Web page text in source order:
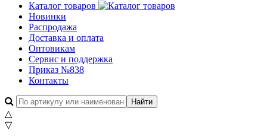
Каталог товаров
Новинки
Распродажа
Доставка и оплата
Оптовикам
Сервис и поддержка
Приказ №838
Контакты
△
▽